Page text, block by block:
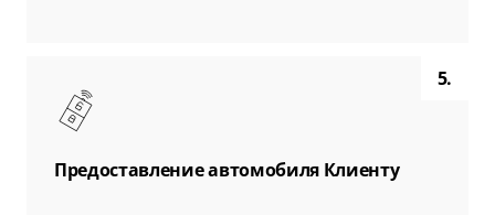
5.
Предоставление автомобиля Клиенту